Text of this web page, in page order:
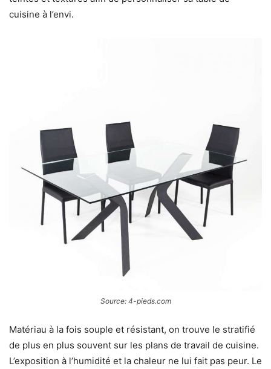
cuisine à l’envi.
Source: 4-pieds.com
Matériau à la fois souple et résistant, on trouve le stratifié
de plus en plus souvent sur les plans de travail de cuisine.
L’exposition à l’humidité et la chaleur ne lui fait pas peur. Le